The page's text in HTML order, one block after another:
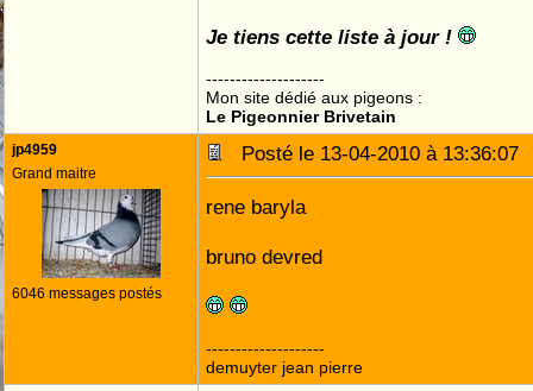
Je tiens cette liste à jour !
--------------------
Mon site dédié aux pigeons :
Le Pigeonnier Brivetain
jp4959
Grand maitre
6046 messages postés
Posté le 13-04-2010 à
rene baryla
bruno devred
--------------------
demuyter jean pierre